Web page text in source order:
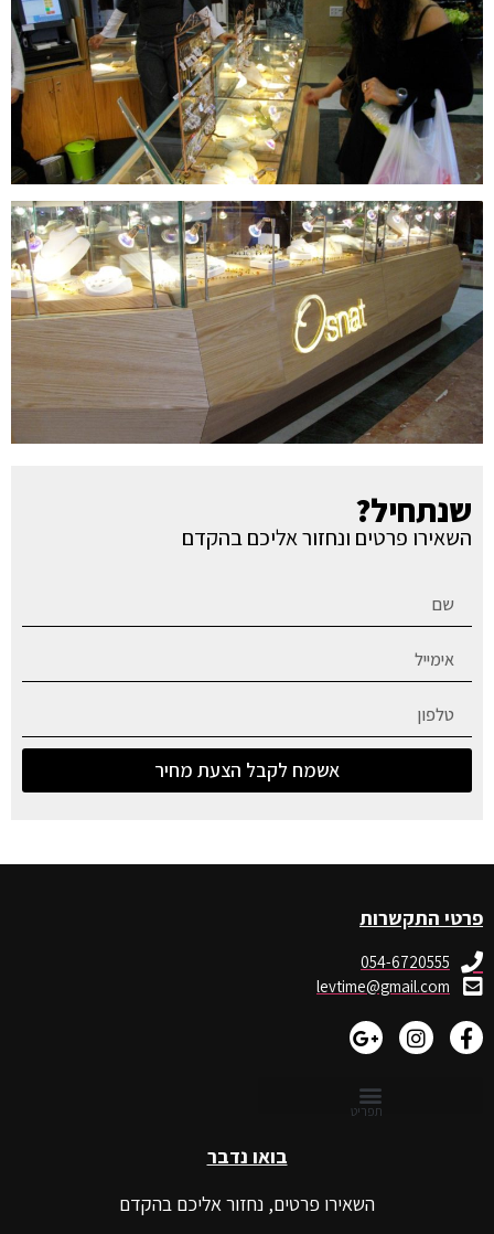
שנתחיל?
השאירו פרטים ונחזור אליכם בהקדם
אשמח לקבל הצעת מחיר
פרטי התקשרות
054-6720555
levtime@gmail.com
בואו נדבר
השאירו פרטים, נחזור אליכם בהקדם